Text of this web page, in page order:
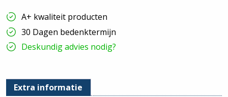
wipsch.
Serie
|
2601/5/20EW-
54
hoeveelheid
A+ kwaliteit producten
30 Dagen bedenktermijn
Deskundig advies nodig?
Extra informatie